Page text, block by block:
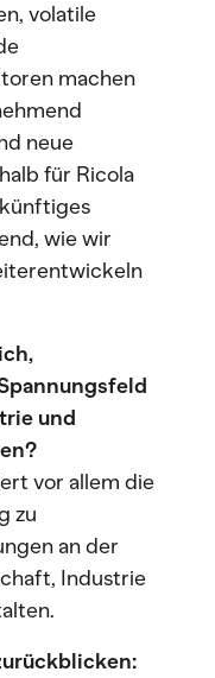
volatile
machen
neue
für Ricola
wie wir
und
vor allem die
zu
an der
Industrie